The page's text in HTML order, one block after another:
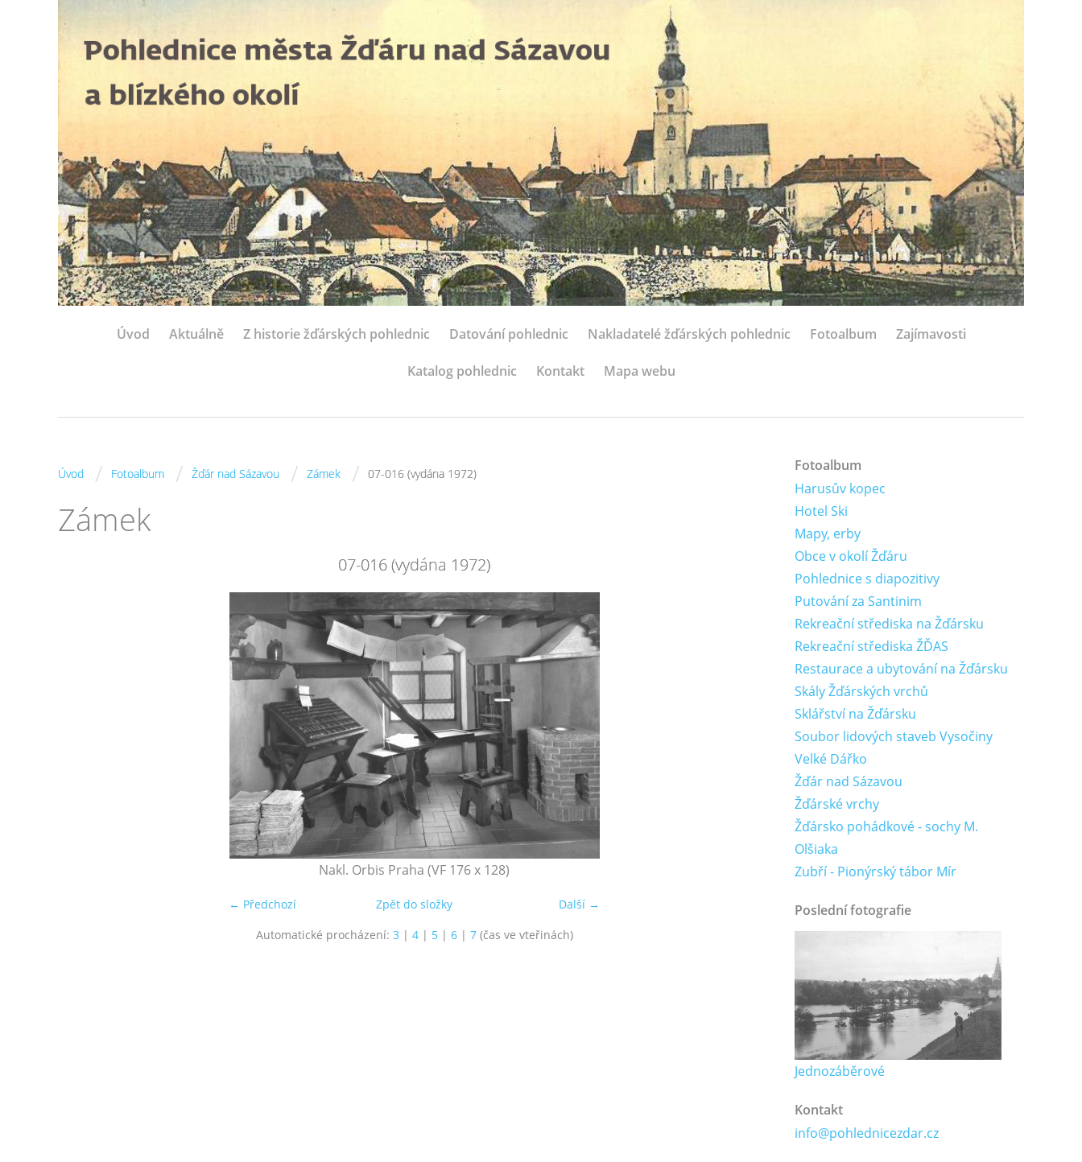
Úvod Aktuálně Z historie žďárských pohlednic Datování pohlednic Nakladatelé žďárských pohlednic Fotoalbum Zajímavosti
Katalog pohlednic Kontakt Mapa webu
Úvod / Fotoalbum / Žďár nad Sázavou / Zámek / 07-016 (vydána 1972)
Zámek
07-016 (vydána 1972)
Nakl. Orbis Praha (VF 176 x 128)
← Předchozí Další →
Zpět do složky
Automatické procházení: 3 | 4| 5| 6| 7(čas ve vteřinách)
Fotoalbum
Harusův kopec
Hotel Ski
Mapy, erby
Obce v okolí Žďáru
Pohlednice s diapozitivy
Putování za Santinim
Rekreační střediska na Žďársku
Rekreační střediska ŽĎAS
Restaurace a ubytování na Žďársku
Skály Žďárských vrchů
Sklářství na Žďársku
Soubor lidových staveb Vysočiny
Velké Dářko
Žďár nad Sázavou
Žďárské vrchy
Žďársko pohádkové - sochy M.
Olšiaka
Zubří - Pionýrský tábor Mír
Poslední fotografie
Jednozáběrové
Kontakt
info@pohlednicezdar.cz